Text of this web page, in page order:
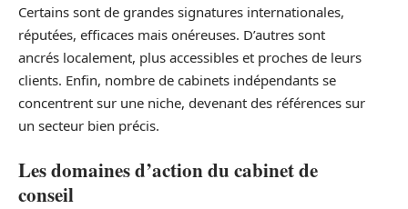
Certains sont de grandes signatures internationales,
réputées, efficaces mais onéreuses. D’autres sont
ancrés localement, plus accessibles et proches de leurs
clients. Enfin, nombre de cabinets indépendants se
concentrent sur une niche, devenant des références sur
un secteur bien précis.
Les domaines d’action du cabinet de
conseil